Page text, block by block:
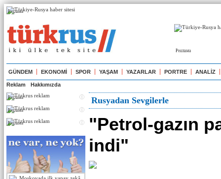
Реклама
Реклама
GÜNDEM EKONOMİ SPOR YAŞAM YAZARLAR PORTRE ANALİZ
Reklam Hakkımızda
Реклама
Реклама
Реклама
Rusyadan Sevgilerle
"Petrol-gazın
indi"